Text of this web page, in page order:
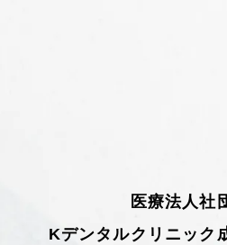
医療法人社
Kデンタルクリニック